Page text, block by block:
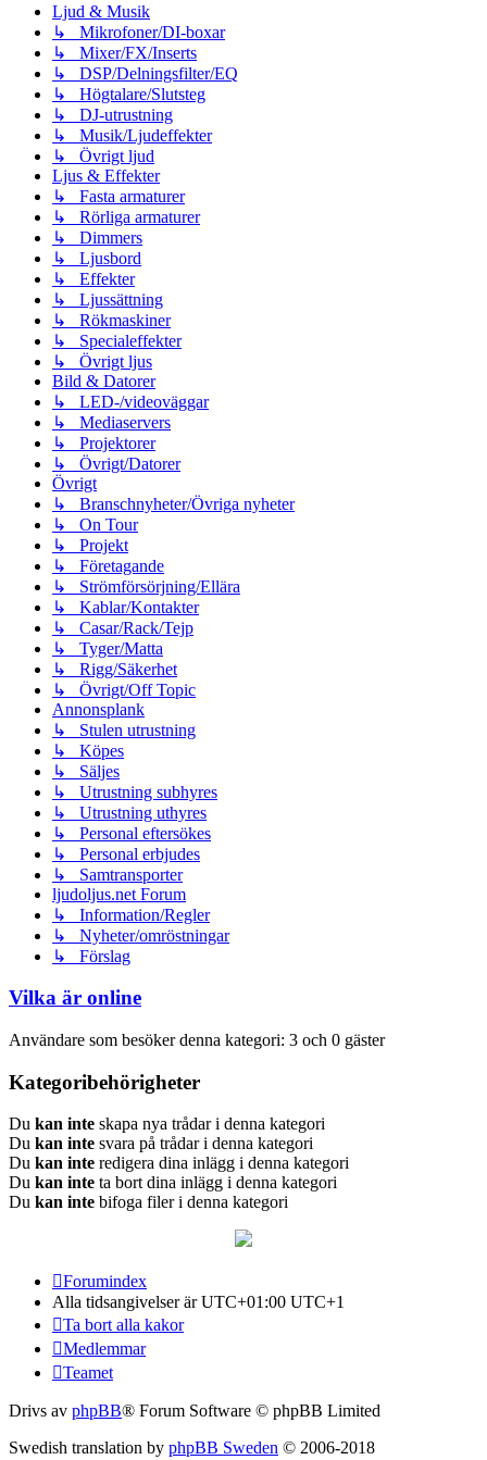
Ljud & Musik
↳ Mikrofoner/DI-boxar
↳ Mixer/FX/Inserts
↳ DSP/Delningsfilter/EQ
↳ Högtalare/Slutsteg
↳ DJ-utrustning
↳ Musik/Ljudeffekter
↳ Övrigt ljud
Ljus & Effekter
↳ Fasta armaturer
↳ Rörliga armaturer
↳ Dimmers
↳ Ljusbord
↳ Effekter
↳ Ljussättning
↳ Rökmaskiner
↳ Specialeffekter
↳ Övrigt ljus
Bild & Datorer
↳ LED-/videoväggar
↳ Mediaservers
↳ Projektorer
↳ Övrigt/Datorer
Övrigt
↳ Branschnyheter/Övriga nyheter
↳ On Tour
↳ Projekt
↳ Företagande
↳ Strömförsörjning/Ellära
↳ Kablar/Kontakter
↳ Casar/Rack/Tejp
↳ Tyger/Matta
↳ Rigg/Säkerhet
↳ Övrigt/Off Topic
Annonsplank
↳ Stulen utrustning
↳ Köpes
↳ Säljes
↳ Utrustning subhyres
↳ Utrustning uthyres
↳ Personal eftersökes
↳ Personal erbjudes
↳ Samtransporter
ljudoljus.net Forum
↳ Information/Regler
↳ Nyheter/omröstningar
↳ Förslag
Vilka är online
Användare som besöker denna kategori: 3 och 0 gäster
Kategoribehörigheter
Du kan inte skapa nya trådar i denna kategori
Du kan inte svara på trådar i denna kategori
Du kan inte redigera dina inlägg i denna kategori
Du kan inte ta bort dina inlägg i denna kategori
Du kan inte bifoga filer i denna kategori
Forumindex
Alla tidsangivelser är UTC+01:00 UTC+1
Ta bort alla kakor
Medlemmar
Teamet
Drivs av phpBB® Forum Software © phpBB Limited
Swedish translation by phpBB Sweden © 2006-2018